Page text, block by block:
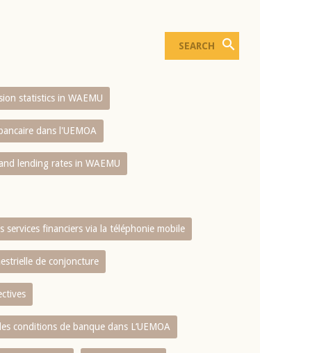
statistics in WAEMU
dans l'UEMOA
lending rates in WAEMU
services financiers via la téléphonie mobile
de conjoncture
conditions de banque dans L‘UEMOA